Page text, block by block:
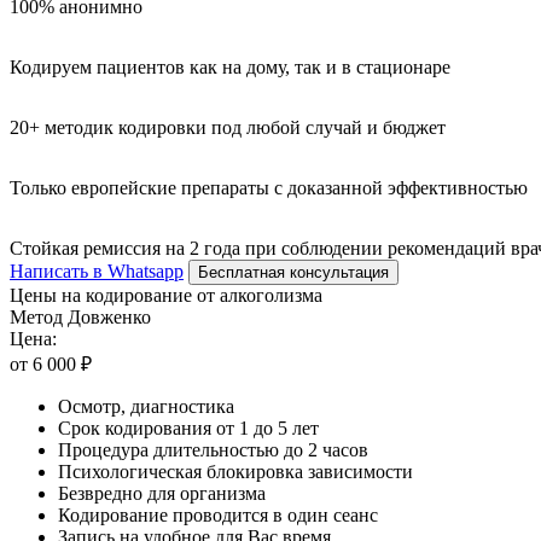
100% анонимно
Кодируем пациентов как на дому, так и в стационаре
20+ методик кодировки под любой случай и бюджет
Только европейские препараты с доказанной эффективностью
Стойкая ремиссия на 2 года при соблюдении рекомендаций
Написать в Whatsapp
Бесплатная консультация
Цены на кодирование от алкоголизма
Метод Довженко
Цена:
от 6 000 ₽
Осмотр, диагностика
Срок кодирования от 1 до 5 лет
Процедура длительностью до 2 часов
Психологическая блокировка зависимости
Безвредно для организма
Кодирование проводится в один сеанс
Запись на удобное для Вас время